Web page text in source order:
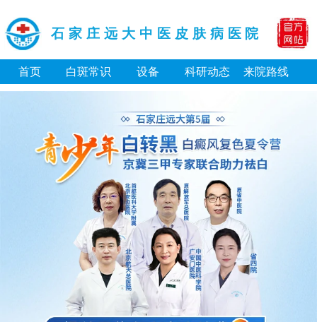
石家庄远大中医皮肤病医院
首页 白斑常识 设备 科研动态 来院路线